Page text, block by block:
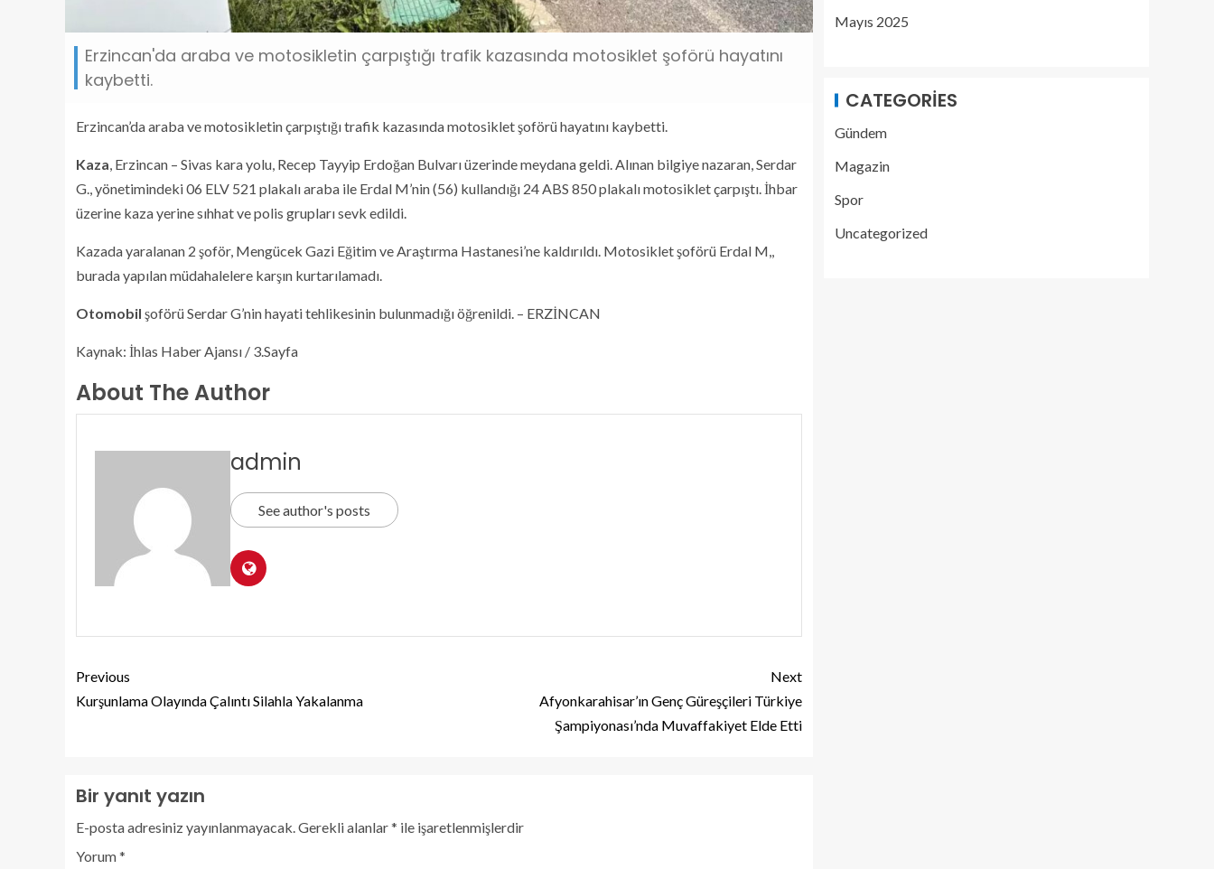
Erzincan'da araba ve motosikletin çarpıştığı trafik kazasında motosiklet şoförü hayatını
kaybetti.
Erzincan’da araba ve motosikletin çarpıştığı trafik kazasında motosiklet şoförü hayatını kaybetti.
Kaza, Erzincan – Sivas kara yolu, Recep Tayyip Erdoğan Bulvarı üzerinde meydana geldi. Alınan bilgiye nazaran, Serdar
G., yönetimindeki 06 ELV 521 plakalı araba ile Erdal M’nin (56) kullandığı 24 ABS 850 plakalı motosiklet çarpıştı. İhbar
üzerine kaza yerine sıhhat ve polis grupları sevk edildi.
Kazada yaralanan 2 şoför, Mengücek Gazi Eğitim ve Araştırma Hastanesi’ne kaldırıldı. Motosiklet şoförü Erdal M,,
burada yapılan müdahalelere karşın kurtarılamadı.
Otomobil şoförü Serdar G’nin hayati tehlikesinin bulunmadığı öğrenildi. – ERZİNCAN
Kaynak: İhlas Haber Ajansı / 3.Sayfa
About The Author
admin
See author's posts
Previous
Kurşunlama Olayında Çalıntı Silahla Yakalanma
Next
Afyonkarahisar’ın Genç Güreşçileri Türkiye
Şampiyonası’nda Muvaffakiyet Elde Etti
Bir yanıt yazın
E-posta adresiniz yayınlanmayacak.Gerekli alanlar* ile işaretlenmişlerdir
Yorum*
Mayıs 2025
CATEGORIES
Gündem
Magazin
Spor
Uncategorized